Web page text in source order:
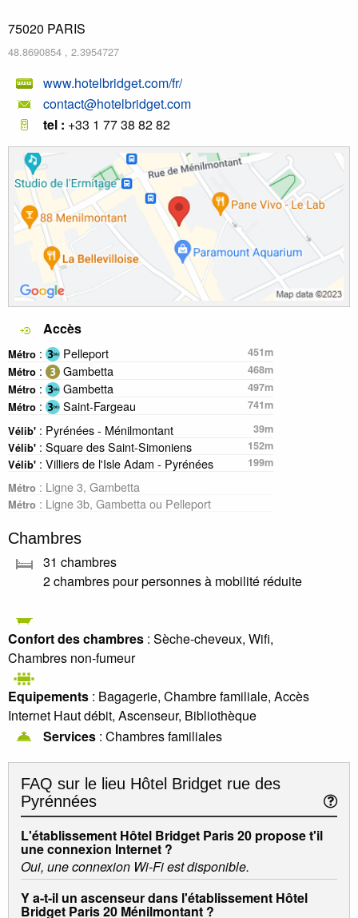
75020 PARIS
48.8690854 , 2.3954727
www.hotelbridget.com/fr/
contact@hotelbridget.com
tel : +33 1 77 38 82 82
Accès
Métro : Pelleport
451m
Métro : Gambetta
468m
Métro : Gambetta
497m
Métro : Saint-Fargeau
741m
Vélib' : Pyrénées - Ménilmontant
39m
Vélib' : Square des Saint-Simoniens
152m
Vélib' : Villiers de l'Isle Adam - Pyrénées
199m
Métro : Ligne 3, Gambetta
Métro : Ligne 3b, Gambetta ou Pelleport
Chambres
31 chambres
2 chambres pour personnes à mobilité réduite
Confort des chambres : Sèche-cheveux, Wifi,
Chambres non-fumeur
Equipements : Bagagerie, Chambre familiale, Accès
Internet Haut débit, Ascenseur, Bibliothèque
Services : Chambres familiales
FAQ sur le lieu Hôtel Bridget rue des
Pyrénnées
L'établissement Hôtel Bridget Paris 20 propose t'il
une connexion Internet ?
Oui, une connexion Wi-Fi est disponible.
Y a-t-il un ascenseur dans l'établissement Hôtel
Bridget Paris 20 Ménilmontant ?